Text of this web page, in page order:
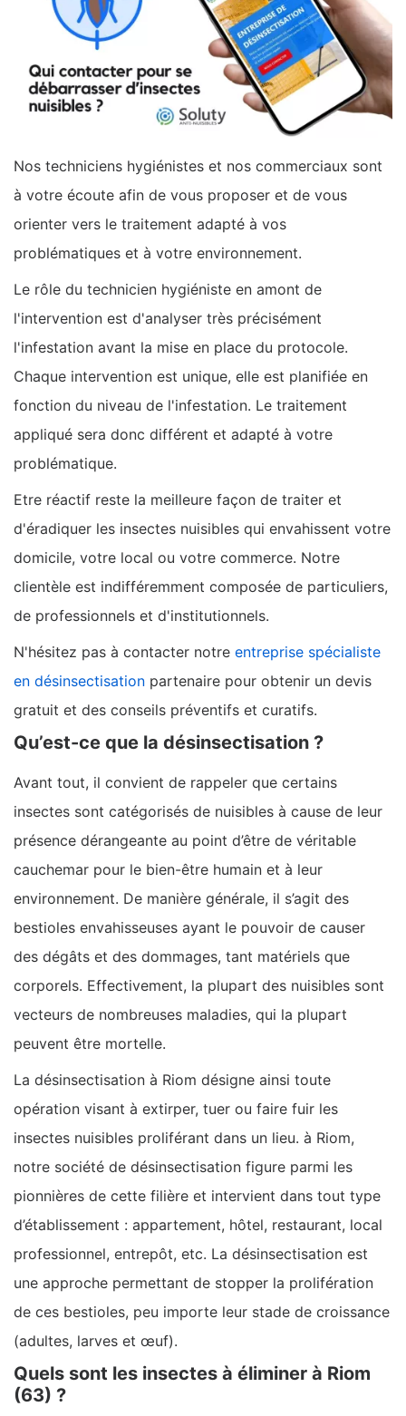
Nos techniciens hygiénistes et nos commerciaux sont
à votre écoute afin de vous proposer et de vous
orienter vers le traitement adapté à vos
problématiques et à votre environnement.
Le rôle du technicien hygiéniste en amont de
l'intervention est d'analyser très précisément
l'infestation avant la mise en place du protocole.
Chaque intervention est unique, elle est planifiée en
fonction du niveau de l'infestation. Le traitement
appliqué sera donc différent et adapté à votre
problématique.
Etre réactif reste la meilleure façon de traiter et
d'éradiquer les insectes nuisibles qui envahissent votre
domicile, votre local ou votre commerce. Notre
clientèle est indifféremment composée de particuliers,
de professionnels et d'institutionnels.
N'hésitez pas à contacter notre entreprise spécialiste
en désinsectisation partenaire pour obtenir un devis
gratuit et des conseils préventifs et curatifs.
Qu’est-ce que la désinsectisation ?
Avant tout, il convient de rappeler que certains
insectes sont catégorisés de nuisibles à cause de leur
présence dérangeante au point d’être de véritable
cauchemar pour le bien-être humain et à leur
environnement. De manière générale, il s’agit des
bestioles envahisseuses ayant le pouvoir de causer
des dégâts et des dommages, tant matériels que
corporels. Effectivement, la plupart des nuisibles sont
vecteurs de nombreuses maladies, qui la plupart
peuvent être mortelle.
La désinsectisation à Riom désigne ainsi toute
opération visant à extirper, tuer ou faire fuir les
insectes nuisibles proliférant dans un lieu. à Riom,
notre société de désinsectisation figure parmi les
pionnières de cette filière et intervient dans tout type
d’établissement : appartement, hôtel, restaurant, local
professionnel, entrepôt, etc. La désinsectisation est
une approche permettant de stopper la prolifération
de ces bestioles, peu importe leur stade de croissance
(adultes, larves et œuf).
Quels sont les insectes à éliminer à Riom
(63) ?